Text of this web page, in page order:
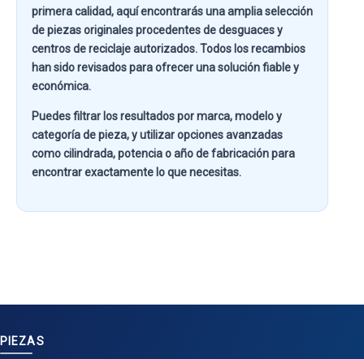
primera calidad, aquí encontrarás una amplia selección
de piezas originales procedentes de desguaces y
centros de reciclaje autorizados. Todos los recambios
han sido revisados para ofrecer una solución fiable y
económica.
Puedes filtrar los resultados pormarca, modelo y
categoría de pieza, y utilizar opciones avanzadas
comocilindrada, potencia o año de fabricaciónpara
encontrar exactamente lo que necesitas.
PIEZAS